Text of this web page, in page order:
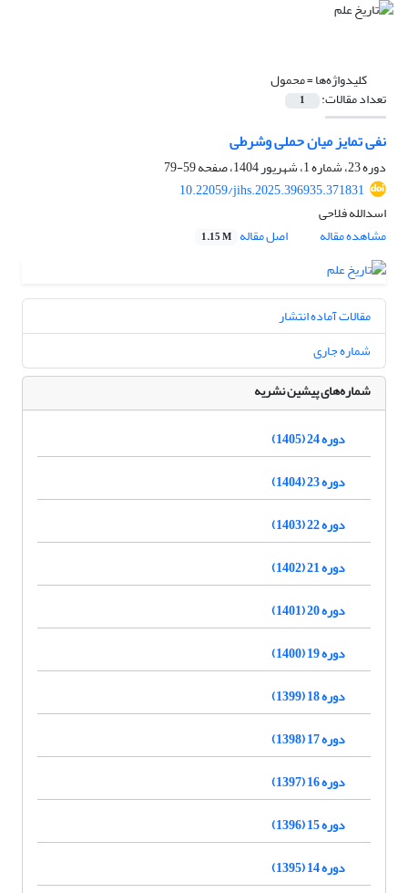
کلیدواژه‌ها =محمول
تعداد مقالات: 1
نفی تمایز میان حملی وشرطی
دوره 23، شماره 1، شهریور 1404، صفحه
59-79
10.22059/jihs.2025.396935.371831
اسدالله فلاحی
مشاهده مقاله
اصل مقاله 1.15 M
مقالات آماده انتشار
شماره جاری
شماره‌های پیشین نشریه
دوره 24 (1405)
دوره 23 (1404)
دوره 22 (1403)
دوره 21 (1402)
دوره 20 (1401)
دوره 19 (1400)
دوره 18 (1399)
دوره 17 (1398)
دوره 16 (1397)
دوره 15 (1396)
دوره 14 (1395)